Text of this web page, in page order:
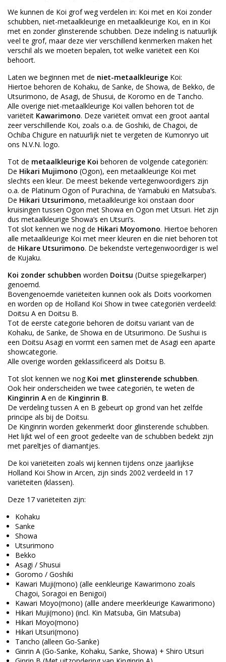
We kunnen de Koi grof weg verdelen in: Koi met en Koi zonder
schubben, niet-metaalkleurige en metaalkleurige Koi, en in Koi
met en zonder glinsterende schubben. Deze indeling is natuurlijk
veel te grof, maar deze vier verschillend kenmerken maken het
verschil als we moeten bepalen, tot welke variëteit een Koi
behoort.
Laten we beginnen met de niet-metaalkleurige Koi:
Hiertoe behoren de Kohaku, de Sanke, de Showa, de Bekko, de
Utsurimono, de Asagi, de Shusui, de Koromo en de Tancho.
Alle overige niet-metaalkleurige Koi vallen behoren tot de
variëteit Kawarimono. Deze variëteit omvat een groot aantal
zeer verschillende Koi, zoals o.a. de Goshiki, de Chagoi, de
Ochiba Chigure en natuurlijk niet te vergeten de Kumonryo uit
ons N.V.N. logo.
Tot de metaalkleurige Koi behoren de volgende categoriën:
De Hikari Mujimono (Ogon), een metaalkleurige Koi met
slechts een kleur. De meest bekende vertegenwoordigers zijn
o.a. de Platinum Ogon of Purachina, de Yamabuki en Matsuba’s.
De Hikari Utsurimono, metaalkleurige koi onstaan door
kruisingen tussen Ogon met Showa en Ogon met Utsuri. Het zijn
dus metaalkleurige Showa’s en Utsuri’s.
Tot slot kennen we nog de Hikari Moyomono. Hiertoe behoren
alle metaalkleurige Koi met meer kleuren en die niet behoren tot
de Hikare Utsurimono. De bekendste vertegenwoordiger is wel
de Kujaku.
Koi zonder schubben worden Doitsu (Duitse spiegelkarper)
genoemd.
Bovengenoemde variëteiten kunnen ook als Doits voorkomen
en worden op de Holland Koi Show in twee categoriën verdeeld:
Doitsu A en Doitsu B.
Tot de eerste categorie behoren de doitsu variant van de
Kohaku, de Sanke, de Showa en de Utsurimono. De Sushui is
een Doitsu Asagi en vormt een samen met de Asagi een aparte
showcategorie.
Alle overige worden geklassificeerd als Doitsu B.
Tot slot kennen we nog Koi met glinsterende schubben.
Ook heir onderscheiden we twee categoriën, te weten de
Kinginrin A en de Kinginrin B.
De verdeling tussen A en B gebeurt op grond van het zelfde
principe als bij de Doitsu.
De Kinginrin worden gekenmerkt door glinsterende schubben.
Het lijkt wel of een groot gedeelte van de schubben bedekt zijn
met pareltjes of diamantjes.
De koi variëteiten zoals wij kennen tijdens onze jaarlijkse
Holland Koi Show in Arcen, zijn sinds 2002 verdeeld in 17
variëteiten (klassen).
Deze 17 variëteiten zijn:
Kohaku
Sanke
Showa
Utsurimono
Bekko
Asagi / Shusui
Goromo / Goshiki
Kawari Muji(mono) (alle eenkleurige Kawarimono zoals
Chagoi, Soragoi en Benigoi)
Kawari Moyo(mono) (allle andere meerkleurige Kawarimono)
Hikari Muji(mono) (incl. Kin Matsuba, Gin Matsuba)
Hikari Moyo(mono)
Hikari Utsuri(mono)
Tancho (alleen Go-Sanke)
Ginrin A (Go-Sanke, Kohaku, Sanke, Showa) + Shiro Utsuri